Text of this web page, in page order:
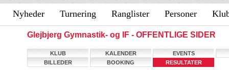
Nyheder Turnering Ranglister Personer
Glejbjerg Gymnastik- og IF - OFFENTLIGE SIDER
KLUB KALENDER
EVENTS
BILLEDER
BOOKING RESULTATER